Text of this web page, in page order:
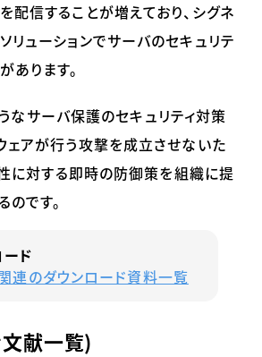
配信することが増えており、シグネ
リューションでサーバのセキュリテ
あります。
なサーバ保護のセキュリティ対策
ェアが行う攻撃を成立させないた
に対する即時の防御策を組織に提
のです。
ド
のダウンロード資料一覧
献一覧)